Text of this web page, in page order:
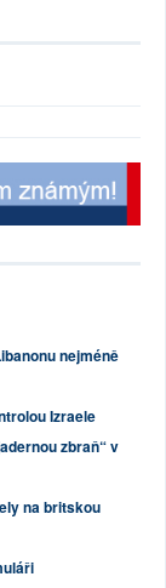
nejméně
Izraele
zbraň“ v
na britskou